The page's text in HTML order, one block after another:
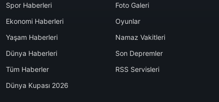
Spor Haberleri
Ekonomi Haberleri
Yaşam Haberleri
Dünya Haberleri
Tüm Haberler
Dünya Kupası 2026
Foto Galeri
Oyunlar
Namaz Vakitleri
Son Depremler
RSS Servisleri